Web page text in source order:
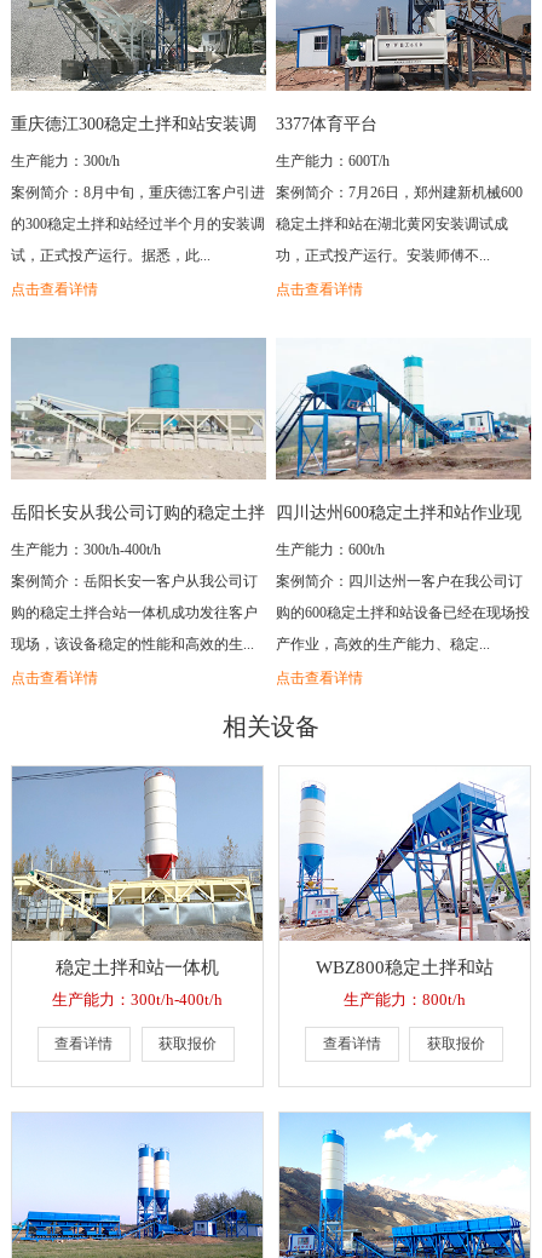
重庆德江300稳定土拌和站安装调
试成功
生产能力：300t/h
案例简介：8月中旬，重庆德江客户引进
的300稳定土拌和站经过半个月的安装调
试，正式投产运行。据悉，此...
点击查看详情
3377体育平台
生产能力：600T/h
案例简介：7月26日，郑州建新机械600
稳定土拌和站在湖北黄冈安装调试成
功，正式投产运行。安装师傅不...
点击查看详情
岳阳长安从我公司订购的稳定土拌
合站一体机投产
生产能力：300t/h-400t/h
案例简介：岳阳长安一客户从我公司订
购的稳定土拌合站一体机成功发往客户
现场，该设备稳定的性能和高效的生...
点击查看详情
四川达州600稳定土拌和站作业现
场
生产能力：600t/h
案例简介：四川达州一客户在我公司订
购的600稳定土拌和站设备已经在现场投
产作业，高效的生产能力、稳定...
点击查看详情
相关设备
稳定土拌和站一体机
生产能力：300t/h-400t/h
查看详情 获取报价
WBZ800稳定土拌和站
生产能力：800t/h
查看详情 获取报价